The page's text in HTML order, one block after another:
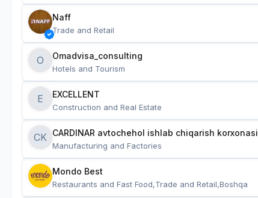
Naff
Trade and Retail
O Omadvisa_consulting
Hotels and Tourism
E EXCELLENT
Construction and Real Estate
CK CARDINAR avtochehol ishlab chiqarish korxonasi
Manufacturing and Factories
Mondo Best
Restaurants and Fast Food,Trade and Retail,Boshqa